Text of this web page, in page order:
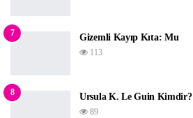
7 Gizemli Kayıp Kıta: Mu
113
8 Ursula K. Le Guin Kimdir?
89